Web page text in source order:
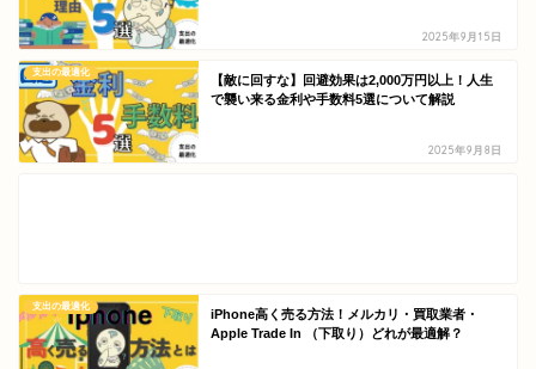
2025年9月15日
支出の最適化
【敵に回すな】回避効果は2,000万円以上！人生
で襲い来る金利や手数料5選について解説
2025年9月8日
支出の最適化
iPhone高く売る方法！メルカリ・買取業者・
Apple Trade In （下取り）どれが最適解？